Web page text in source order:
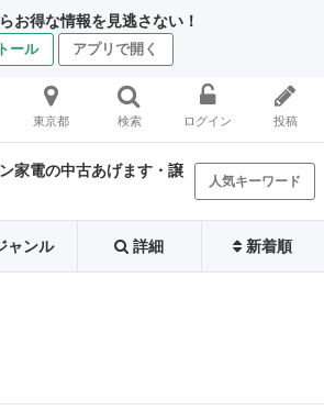
お得な情報を見逃さない！
ール アプリで開く
東京都 検索 ログイン 投稿
家電の中古あげます・譲
人気キーワード
ャンル 詳細 新着順